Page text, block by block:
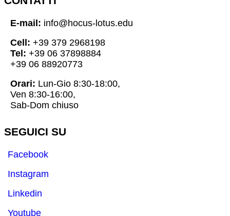
E-mail: info@hocus-lotus.edu
Cell: +39 379 2968198
Tel: +39 06 37898884
+39 06 88920773
Orari: Lun-Gio 8:30-18:00,
Ven 8:30-16:00,
Sab-Dom chiuso
SEGUICI SU
Facebook
Instagram
Linkedin
Youtube